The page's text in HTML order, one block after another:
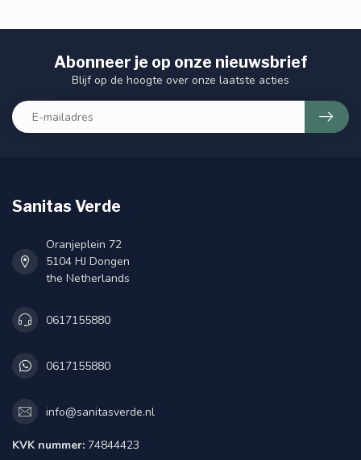
Abonneer je op onze nieuwsbrief
Blijf op de hoogte over onze laatste acties
Sanitas Verde
Oranjeplein 72
5104 HJ Dongen
the Netherlands
0617155880
0617155880
info@sanitasverde.nl
KVK nummer: 74844423